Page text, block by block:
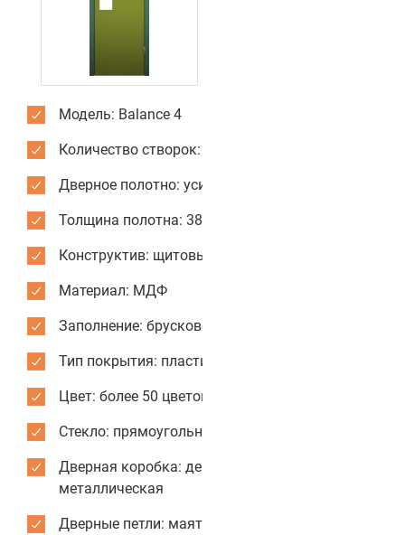
Модель: Balance 4
Количество створок: одностворчатые
Дверное полотно: усиленное
Толщина полотна: 38 мм
Конструктив: щитовые двери
Материал: МДФ
Заполнение: брусковое
Тип покрытия: пластик CPL
Цвет: более 50 цветов и текстур для отделки
Стекло: прямоугольное
Дверная коробка: деревянная или
металлическая
Дверные петли: маятниковые усиленные